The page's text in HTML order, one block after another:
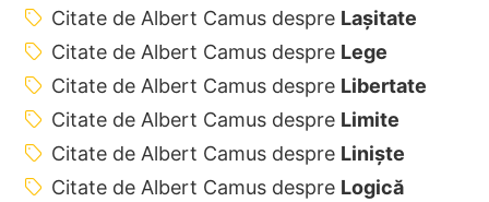
Citate de Albert Camus despre Lașitate
Citate de Albert Camus despre Lege
Citate de Albert Camus despre Libertate
Citate de Albert Camus despre Limite
Citate de Albert Camus despre Liniște
Citate de Albert Camus despre Logică